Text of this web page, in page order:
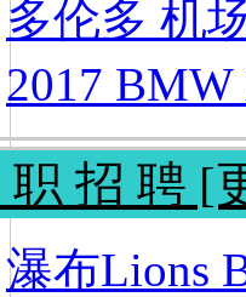
多伦多 机
2017
职 招 聘 [
瀑布Lions